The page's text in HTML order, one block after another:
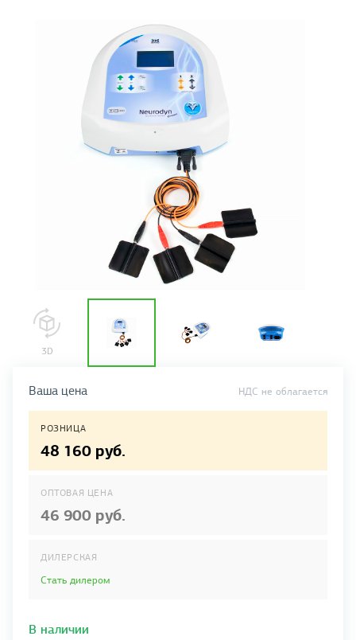
Ваша цена НДС не облагается
РОЗНИЦА
48 160 руб.
ОПТОВАЯ ЦЕНА
46 900 руб.
ДИЛЕРСКАЯ
Стать дилером
В наличии